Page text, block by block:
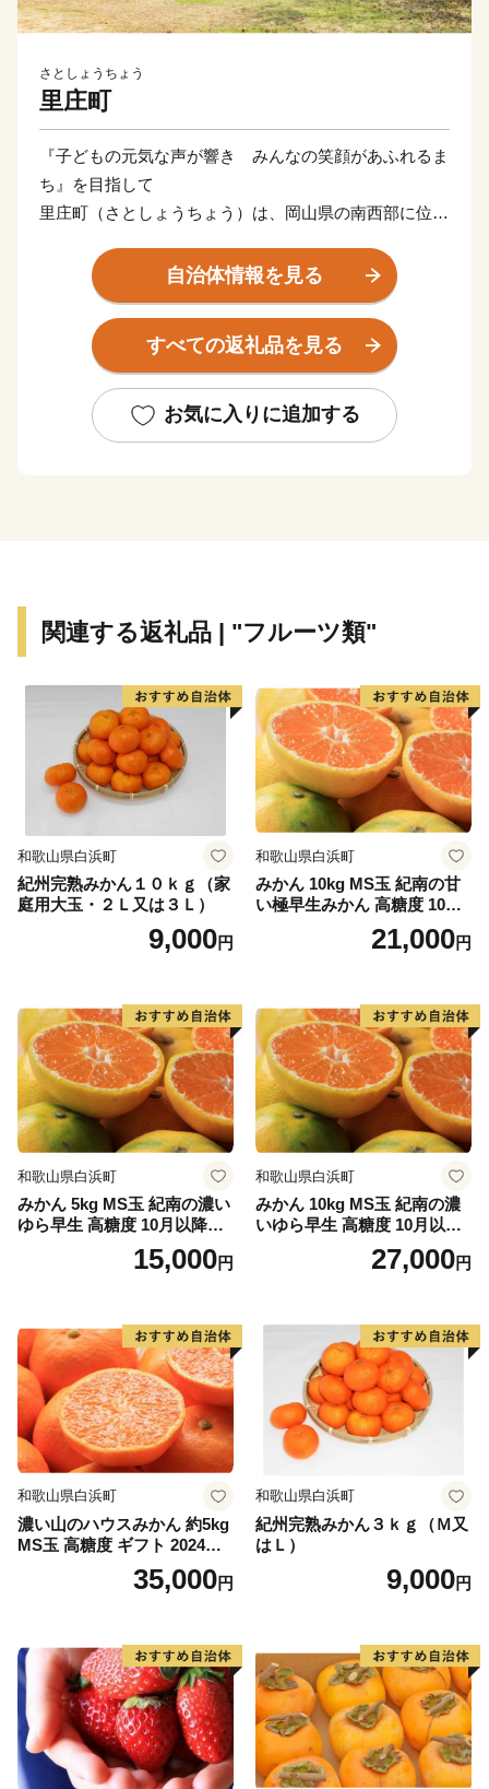
さとしょうちょう
里庄町
『子どもの元気な声が響き みんなの笑顔があふれるま
ち』を目指して
里庄町（さとしょうちょう）は、岡山県の南西部に位置
瀬戸内海特有の温暖な気候と豊かな自然に恵まれ、四季
折々に町を彩る花々が、訪れる人の心を和ませていま
中でも教育、文化の振興に積極的に取り組み、町内には
ています。
コンパクトな町だからこそできる魅力あるまちづくりを
自治体情報を見る
すべての返礼品を見る
お気に入りに追加する
関連する返礼品 | "フルーツ類"
和歌山県白浜町
紀州完熟みかん１０ｋｇ（家
庭用大玉・２Ｌ又は３Ｌ）
9,000円
和歌山県白浜町
みかん 10kg MS玉 紀南の甘
い極早生みかん 高糖度 10月
以降発送 マルチ被覆栽培
21,000円
和歌山県白浜町
みかん 5kg MS玉 紀南の濃い
ゆら早生 高糖度 10月以降発
送 マルチ被覆栽培15,000円
和歌山県白浜町
みかん 10kg MS玉 紀南の濃
いゆら早生 高糖度 10月以降
発送 マルチ被覆栽培27,000円
和歌山県白浜町
濃い山のハウスみかん 約5kg
MS玉 高糖度 ギフト 2024年7
35,000円
和歌山県白浜町
紀州完熟みかん３ｋｇ（Ｍ又
はＬ）
9,000円